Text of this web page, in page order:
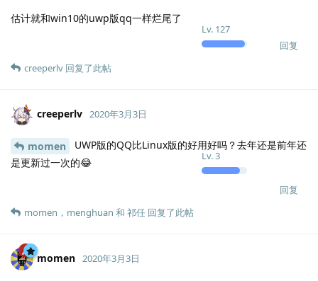
Lv. 127
估计就和win10的uwp版qq一样烂尾了
回复
creeperlv 回复了此帖
creeperlv
Lv.3
2020年3月3日
momen
UWP版的QQ比Linux版的好用好吗？去年还是前年还
是更新过一次的😂
回复
momen ， menghuan 和 祁任 回复了此帖
momen 2020年3月3日